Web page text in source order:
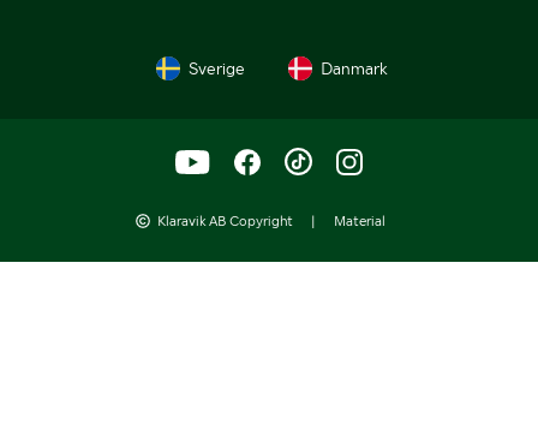
Sverige Danmark
Klaravik AB Copyright | Material